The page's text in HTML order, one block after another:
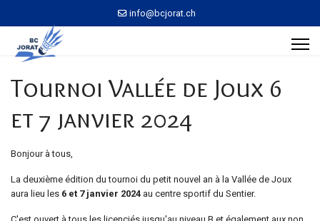
info@bcjorat.ch
Tournoi Vallée de Joux 6
et 7 janvier 2024
Bonjour à tous,
La deuxième édition du tournoi du petit nouvel an à la Vallée de Joux
aura lieu les 6 et 7 janvier 2024 au centre sportif du Sentier.